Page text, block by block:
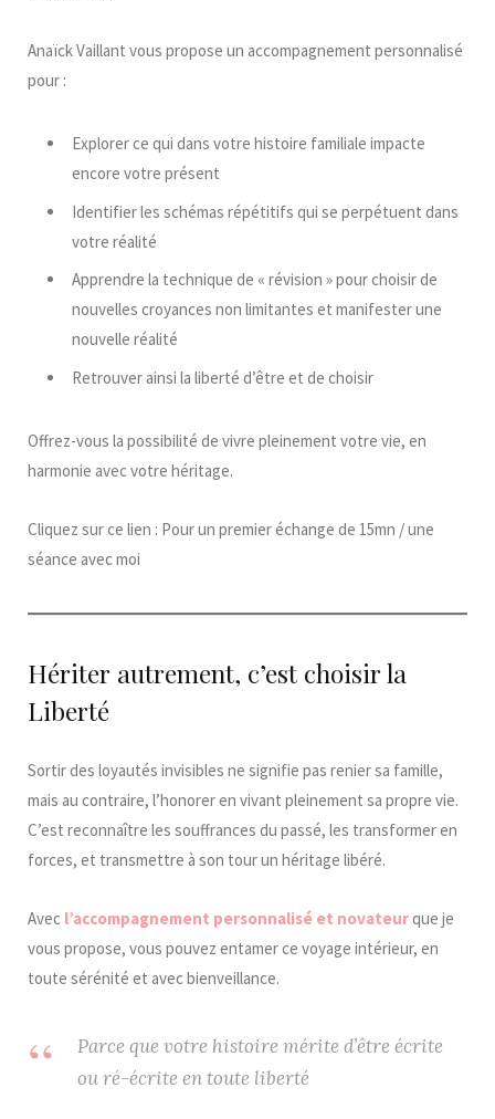
Anaïck Vaillant vous propose un accompagnement personnalisé
pour :
Explorer ce qui dans votre histoire familiale impacte
encore votre présent
Identifier les schémas répétitifs qui se perpétuent dans
votre réalité
Apprendre la technique de « révision » pour choisir de
nouvelles croyances non limitantes et manifester une
nouvelle réalité
Retrouver ainsi la liberté d’être et de choisir
Offrez-vous la possibilité de vivre pleinement votre vie, en
harmonie avec votre héritage.
Cliquez sur ce lien : Pour un premier échange de 15mn / une
séance avec moi
Hériter autrement, c’est choisir la
Liberté
Sortir des loyautés invisibles ne signifie pas renier sa famille,
mais au contraire, l’honorer en vivant pleinement sa propre vie.
C’est reconnaître les souffrances du passé, les transformer en
forces, et transmettre à son tour un héritage libéré.
Avec l’accompagnement personnalisé et novateurque je
vous propose, vous pouvez entamer ce voyage intérieur, en
toute sérénité et avec bienveillance.
Parce que votre histoire mérite d’être écrite
ou ré-écrite en toute liberté